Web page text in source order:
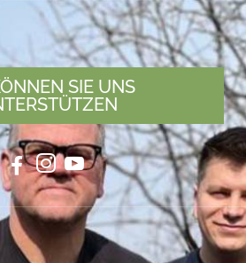
SIE UNS